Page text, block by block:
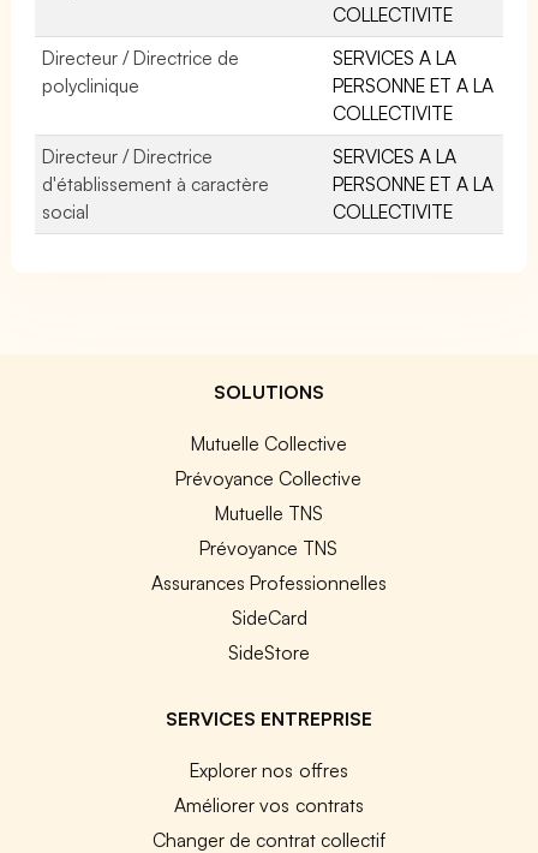
COLLECTIVITE
Directeur / Directrice de
polyclinique
SERVICES A LA
PERSONNE ET A LA
COLLECTIVITE
Directeur / Directrice
d'établissement à caractère
social
SERVICES A LA
PERSONNE ET A LA
COLLECTIVITE
SOLUTIONS
Mutuelle Collective
Prévoyance Collective
Mutuelle TNS
Prévoyance TNS
Assurances Professionnelles
SideCard
SideStore
SERVICES ENTREPRISE
Explorer nos offres
Améliorer vos contrats
Changer de contrat collectif